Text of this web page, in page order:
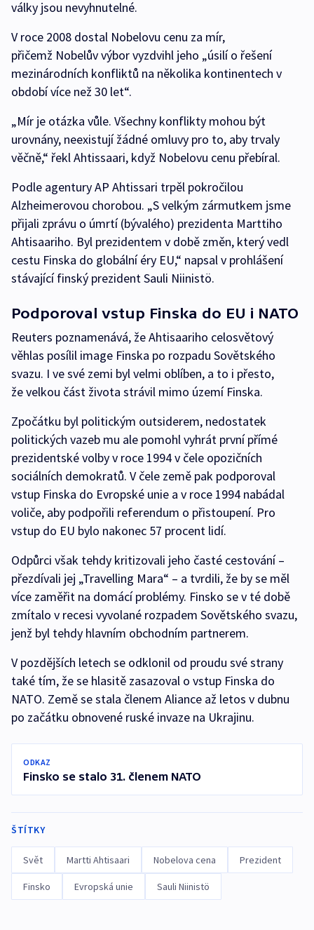
války jsou nevyhnutelné.
V roce 2008 dostal Nobelovu cenu za mír,
přičemž Nobelův výbor vyzdvihl jeho „úsilí o řešení
mezinárodních konfliktů na několika kontinentech v
období více než 30 let“.
„Mír je otázka vůle. Všechny konflikty mohou být
urovnány, neexistují žádné omluvy pro to, aby trvaly
věčně,“ řekl Ahtissaari, když Nobelovu cenu přebíral.
Podle agentury AP Ahtissari trpěl pokročilou
Alzheimerovou chorobou. „S velkým zármutkem jsme
přijali zprávu o úmrtí (bývalého) prezidenta Marttiho
Ahtisaariho. Byl prezidentem v době změn, který vedl
cestu Finska do globální éry EU,“ napsal v prohlášení
stávající finský prezident Sauli Niinistö.
Podporoval vstup Finska do EU i NATO
Reuters poznamenává, že Ahtisaariho celosvětový
věhlas posílil image Finska po rozpadu Sovětského
svazu. I ve své zemi byl velmi oblíben, a to i přesto,
že velkou část života strávil mimo území Finska.
Zpočátku byl politickým outsiderem, nedostatek
politických vazeb mu ale pomohl vyhrát první přímé
prezidentské volby v roce 1994 v čele opozičních
sociálních demokratů. V čele země pak podporoval
vstup Finska do Evropské unie a v roce 1994 nabádal
voliče, aby podpořili referendum o přistoupení. Pro
vstup do EU bylo nakonec 57 procent lidí.
Odpůrci však tehdy kritizovali jeho časté cestování –
přezdívali jej „Travelling Mara“ – a tvrdili, že by se měl
více zaměřit na domácí problémy. Finsko se v té době
zmítalo v recesi vyvolané rozpadem Sovětského svazu,
jenž byl tehdy hlavním obchodním partnerem.
V pozdějších letech se odklonil od proudu své strany
také tím, že se hlasitě zasazoval o vstup Finska do
NATO. Země se stala členem Aliance až letos v dubnu
po začátku obnovené ruské invaze na Ukrajinu.
ODKAZ
Finsko se stalo 31. členem NATO
ŠTÍTKY
Svět Martti Ahtisaari Nobelova cena Prezident
Finsko Evropská unie Sauli Niinistö